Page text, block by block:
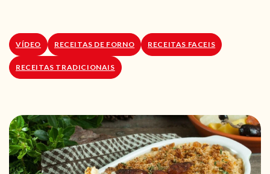
VÍDEO RECEITAS DE FORNO RECEITAS FACEIS
RECEITAS TRADICIONAIS